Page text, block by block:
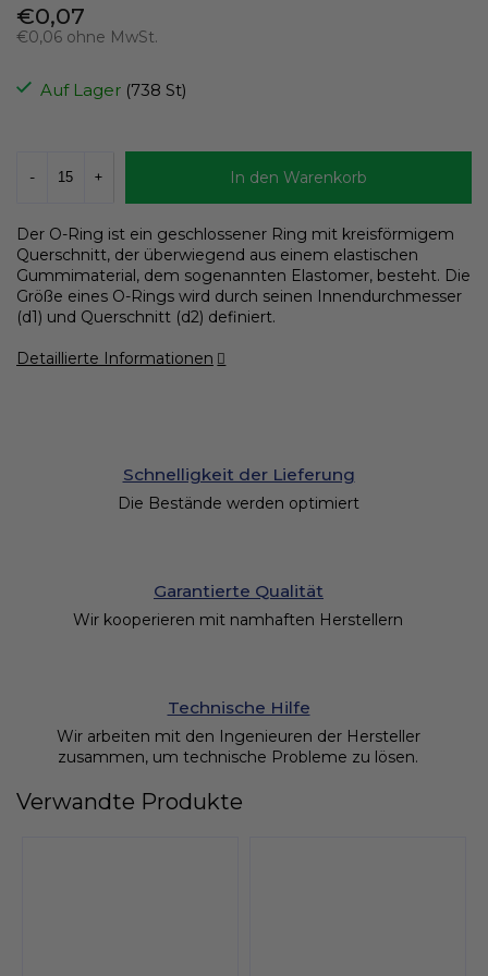
€0,07
€0,06 ohne MwSt.
Auf Lager (738 St)
In den Warenkorb
Der O-Ring ist ein geschlossener Ring mit kreisförmigem
Querschnitt, der überwiegend aus einem elastischen
Gummimaterial, dem sogenannten Elastomer, besteht. Die
Größe eines O-Rings wird durch seinen Innendurchmesser
(d1) und Querschnitt (d2) definiert.
Detaillierte Informationen
Schnelligkeit der Lieferung
Die Bestände werden optimiert
Garantierte Qualität
Wir kooperieren mit namhaften Herstellern
Technische Hilfe
Wir arbeiten mit den Ingenieuren der Hersteller
zusammen, um technische Probleme zu lösen.
Verwandte Produkte